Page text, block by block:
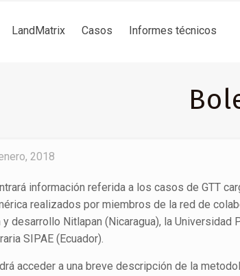
LandMatrix Casos Informes técnicos
2018
información referida a los casos de GTT
realizados por miembros de la red de
desarrollo Nitlapan (Nicaragua), la
SIPAE (Ecuador).
acceder a una breve descripción de la